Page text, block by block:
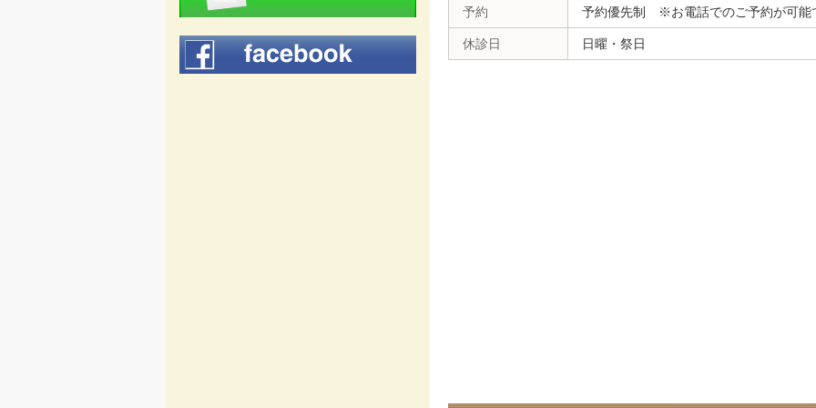
予約 予約優先制 ※お電話でのご予約が可能
休診日 日曜・祭日